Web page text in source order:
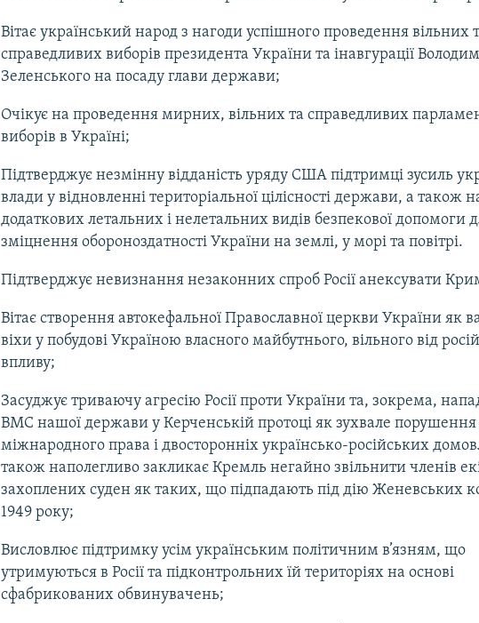
Вітає український народ з нагоди успішного проведення вільних
справедливих виборів президента України та інавгурації
Зеленського на посаду глави держави;
Очікує на проведення мирних, вільних та справедливих
виборів в Україні;
Підтверджує незмінну відданість уряду США підтримці зусиль
влади у відновленні територіальної цілісності держави, а також
додаткових летальних і нелетальних видів безпекової допомоги
зміцнення обороноздатності України на землі, у морі та повітрі.
Підтверджує невизнання незаконних спроб Росії анексувати
Вітає створення автокефальної Православної церкви України як
віхи у побудові Україною власного майбутнього, вільного від
впливу;
Засуджує триваючу агресію Росії проти України та, зокрема,
ВМС нашої держави у Керченській протоці як зухвале порушення
міжнародного права і двосторонніх українсько-російських
також наполегливо закликає Кремль негайно звільнити членів
захоплених суден як таких, що підпадають під дію Женевських
1949 року;
Висловлює підтримку усім українським політичним в’язням, що
утримуються в Росії та підконтрольних їй територіях на основі
сфабрикованих обвинувачень;